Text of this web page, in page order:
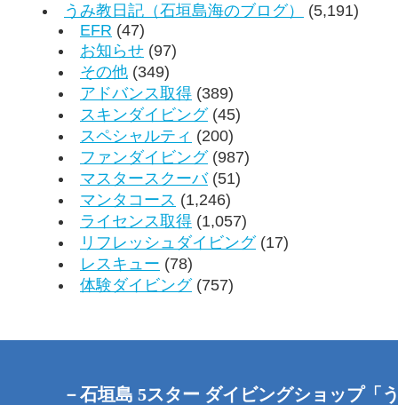
うみ教日記（石垣島海のブログ）
(5,191)
EFR (47)
お知らせ (97)
その他 (349)
アドバンス取得 (389)
スキンダイビング(45)
スペシャルティ (200)
ファンダイビング(987)
マスタースクーバ(51)
マンタコース (1,246)
ライセンス取得 (1,057)
リフレッシュダイビング(17)
レスキュー (78)
体験ダイビング(757)
－石垣島 5スター ダイビングショップ「